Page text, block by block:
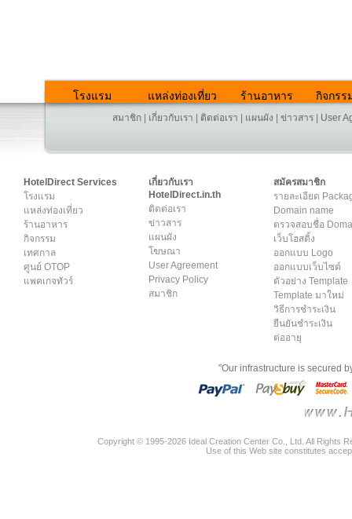
โรงแรม แหล่งท่องเที่ยว ร้านอาหาร กิจกรร
สมาชิก เกี่ยวกับเรา ติดต่อเรา แผนผัง ข่าวสาร User
HotelDirect Services
โรงแรม
แหล่งท่องเที่ยว
ร้านอาหาร
กิจกรรม
เทศกาล
ศูนย์ OTOP
แพคเกจทัวร์
เกี่ยวกับเรา
HotelDirect.in.th
ติดต่อเรา
ข่าวสาร
แผนผัง
โฆษณา
User Agreement
Privacy Policy
สมาชิก
สมัครสมาชิก
รายละเอียด
Domain name
ตรวจสอบชื่อ
เว็บโฮสติ้ง
ออกแบบ Logo
ออกแบบเว็บไซต์
ตัวอย่าง Template
Template มาใหม่
วิธีการชำระเงิน
ยืนยันชำระเงิน
ต่ออายุ
"Our infrastructure is secured
Copyright © 1995-2026 Ideal Creation Center Co., Ltd. All Rights
Use of this Web site constitutes